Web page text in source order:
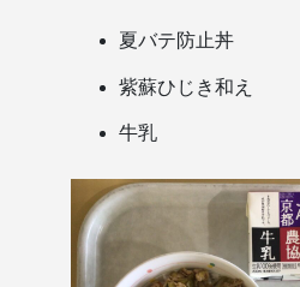
夏バテ防止丼
紫蘇ひじき和え
牛乳